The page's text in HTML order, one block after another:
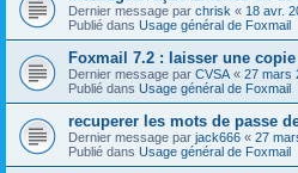
Dernier message par chrisk « 18 avr.
Publié dans Usage général de Foxmail
Foxmail 7.2 : laisser une
Dernier message par CVSA « 27 mars
Publié dans Usage général de Foxmail
recuperer les mots de passe
Dernier message par jack666 « 27
Publié dans Usage général de Foxmail